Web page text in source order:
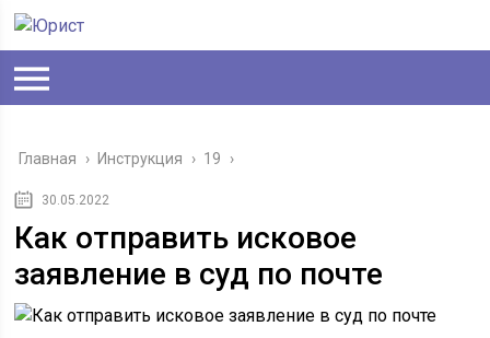
Главная › Инструкция › 19 ›
30.05.2022
Как отправить исковое
заявление в суд по почте